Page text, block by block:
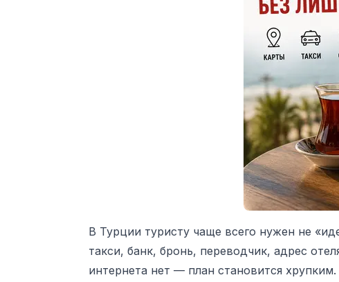
В Турции туристу чаще всего нужен не
такси, банк, бронь, переводчик, адрес
интернета нет — план становится